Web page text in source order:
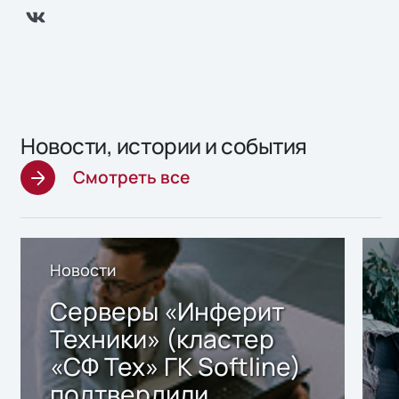
Новости, истории и события
Смотреть все
Новости
Серверы «Инферит
Техники» (кластер
«СФ Тех» ГК Softline)